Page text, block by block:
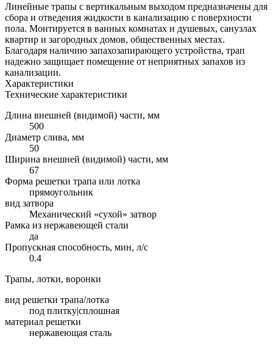
Линейные трапы с вертикальным выходом предназначены для
сбора и отведения жидкости в канализацию с поверхности
пола. Монтируется в ванных комнатах и душевых, санузлах
квартир и загородных домов, общественных местах.
Благодаря наличию запахозапирающего устройства, трап
надежно защищает помещение от неприятных запахов из
канализации.
Характеристики
Технические характеристики
Длина внешней (видимой) части, мм
500
Диаметр слива, мм
50
Ширина внешней (видимой) части, мм
67
Форма решетки трапа или лотка
прямоугольник
вид затвора
Механический «сухой» затвор
Рамка из нержавеющей стали
да
Пропускная способность, мин, л/с
0.4
Трапы, лотки, воронки
вид решетки трапа/лотка
под плитку|сплошная
материал решетки
нержавеющая сталь